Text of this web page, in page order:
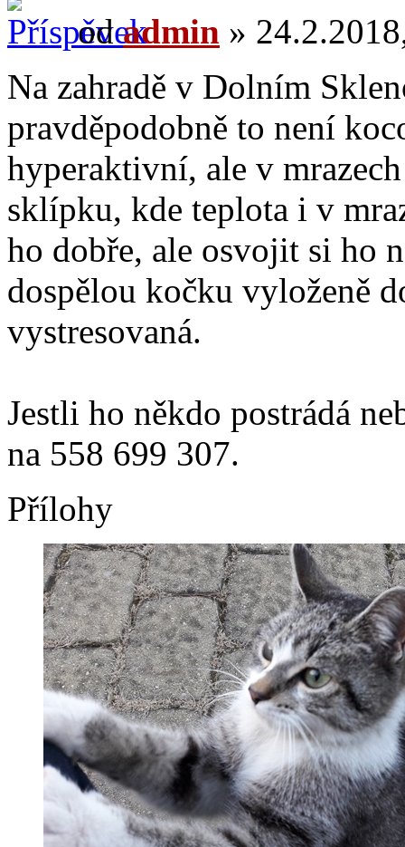
odadmin »
Na zahradě v Dolním
pravděpodobně to není
hyperaktivní, ale v
sklípku, kde teplota i v
ho dobře, ale osvojit si ho
dospělou kočku vyloženě
vystresovaná.
Jestli ho někdo postrádá
na 558 699 307.
Přílohy